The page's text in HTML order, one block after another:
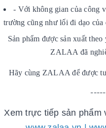
- Với không gian của công
trường cũng như lối đi dạo
Sản phẩm được sản xuất theo
ZALAA đã
Hãy cùng ZALAA để được tư
Xem trực tiếp sản phẩm